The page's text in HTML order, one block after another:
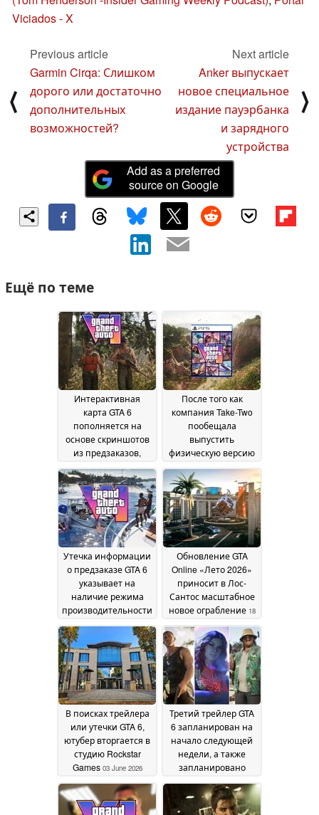
Viciados - X
⟨
Previous article
Garmin Cirqa: Слишком
дорого или достаточно
дополнительных
возможностей?
Next article
Anker выпускает
новое специальное
издание пауэрбанка
и зарядного
устройства
⟩
Add as a preferred
source on Google
Ещё по теме
Интерактивная
карта GTA 6
пополняется на
основе скриншотов
из предзаказов,
29 June 2026
После того как
компания Take-Two
пообещала
выпустить
физическую версию
диска вызвал
разочарование25
June 2026
Утечка информации
о предзаказе GTA 6
указывает на
наличие режима
производительности
в секунду на
консолях PS5 и Xbox
24 June 2026
Обновление GTA
Online «Лето 2026»
приносит в Лос-
Сантос масштабное
новое ограбление 18
June 2026
В поисках трейлера
или утечки GTA 6,
ютубер вторгается в
студию Rockstar
Games 03 June 2026
Третий трейлер GTA
6 запланирован на
начало следующей
недели, а также
запланировано
Play, судя по новой
утечке22 May 2026